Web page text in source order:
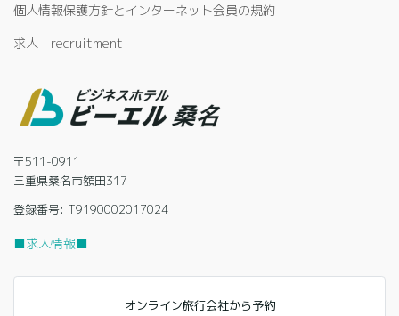
個人情報保護方針とインターネット会員の規約
求人 recruitment
〒511-0911
三重県桑名市額田317
登録番号: T9190002017024
■求人情報■
オンライン旅行会社から予約